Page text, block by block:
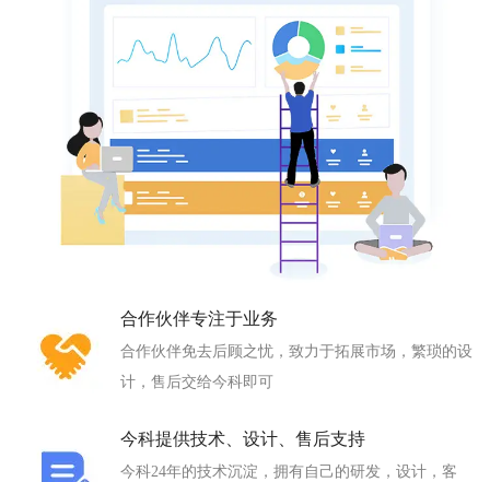
合作伙伴专注于业务
合作伙伴免去后顾之忧，致力于拓展市场，繁琐的设
计，售后交给今科即可
今科提供技术、设计、售后支持
今科24年的技术沉淀，拥有自己的研发，设计，客